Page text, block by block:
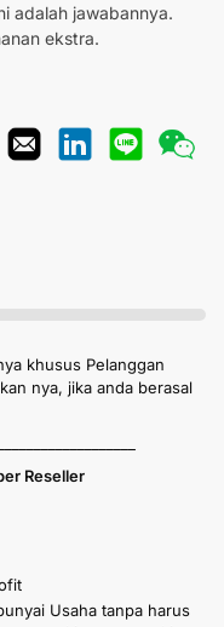
adalah jawabannya.
ekstra.
khusus Pelanggan
nya, jika anda berasal
Reseller
Usaha tanpa harus